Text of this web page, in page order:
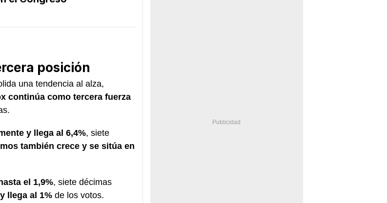
posición
una tendencia al alza,
continúa como tercera fuerza
y llega al 6,4%, siete
también crece y se sitúa en
el 1,9%, siete décimas
llega al 1% de los votos.